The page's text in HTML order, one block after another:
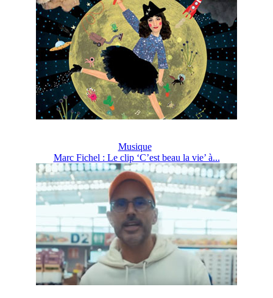
Musique
Marc Fichel : Le clip ‘C’est beau la vie’ à...